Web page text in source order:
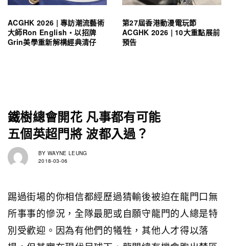
ACGHK 2026 | 專訪潮流藝術
大師Ron English・以招牌
Grin美學重新解構經典清仔
第27屆香港動漫電玩節
ACGHK 2026 | 10大重點展前
預告
鐵樹總會開花 凡事都有可能
五個英超門將 波都入過？
BY WAYNE LEUNG
2018-03-06
踢過街場的你相信都經歷過猜輸後被迫在龍門口無
所事事的慘況，全隊最肥或自願守龍門的人總是特
別受歡迎。因為有他們的犧牲，其他人才得以落